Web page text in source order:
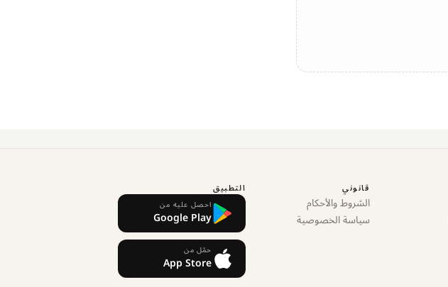
قانوني
الشروط والأحكام
سياسة الخصوصية
التطبيق
احصل عليه من
Google Play
حمّل من
App Store